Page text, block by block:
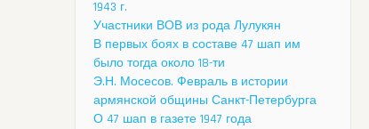
1943 г.
Участники ВОВ из рода Лулукян
В первых боях в составе 47 шап им
было тогда около 18-ти
Э.Н. Мосесов. Февраль в истории
армянской общины Санкт-Петербурга
О 47 шап в газете 1947 года